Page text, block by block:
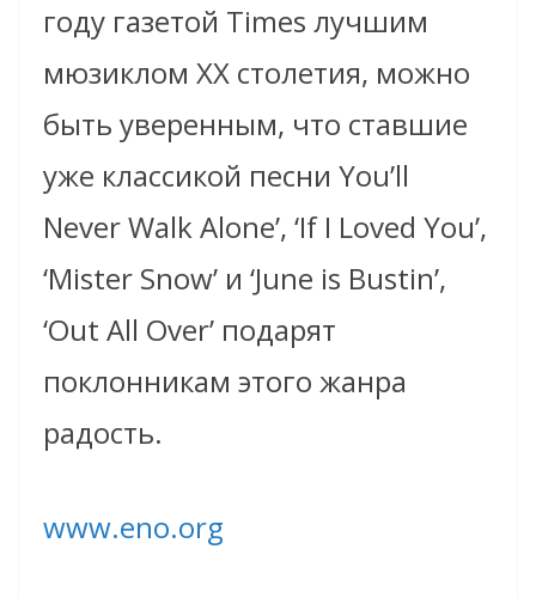
году газетой Times лучшим
мюзиклом XX столетия, можно
быть уверенным, что ставшие
уже классикой песни You’ll
Never Walk Alone’, ‘If I Loved You’,
‘Mister Snow’ и ‘June is Bustin’,
‘Out All Over’ подарят
поклонникам этого жанра
радость.
www.eno.org